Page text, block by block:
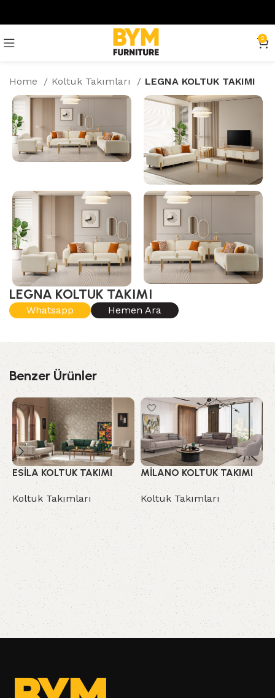
0
Home Koltuk Takımları LEGNA KOLTUK TAKIMI
LEGNA KOLTUK TAKIMI
Whatsapp Hemen Ara
Benzer Ürünler
ESİLA KOLTUK TAKIMI
Koltuk Takımları
MİLANO KOLTUK TAKIMI
Koltuk Takımları